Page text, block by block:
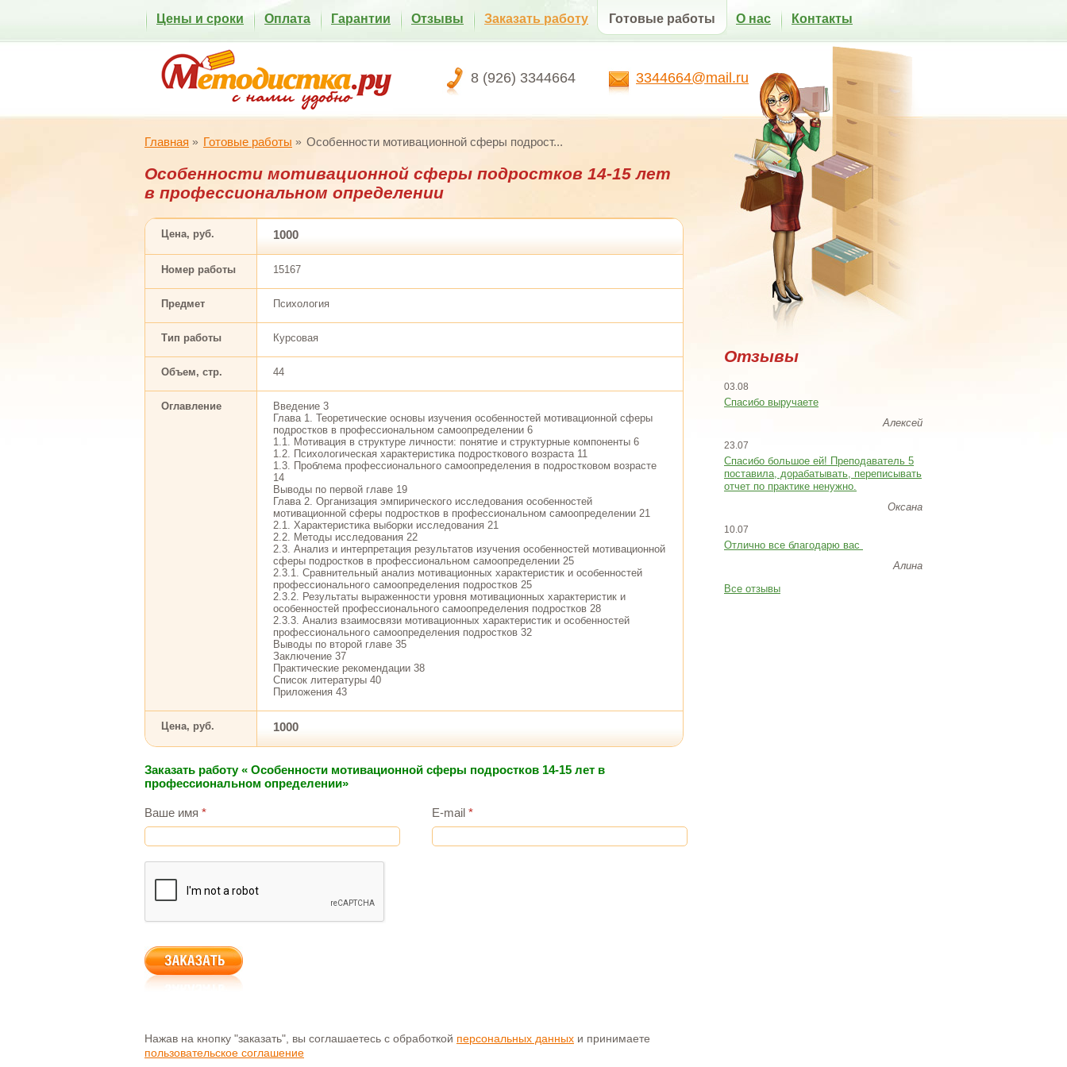
8 (926) 3344664 3344664@mail.ru
Цены и сроки Оплата Гарантии Отзывы Заказать работу Готовые работы О нас Контакты
Главная Готовые работы Особенности мотивационной сферы подрост...
Особенности мотивационной сферы подростков 14-15 лет
в профессиональном определении
Цена, руб. 1000
Номер работы 15167
Предмет Психология
Тип работы Курсовая
Объем, стр. 44
Оглавление
Введение 3
Глава 1. Теоретические основы изучения особенностей мотивационной сферы
подростков в профессиональном самоопределении 6
1.1. Мотивация в структуре личности: понятие и структурные компоненты 6
1.2. Психологическая характеристика подросткового возраста 11
1.3. Проблема профессионального самоопределения в подростковом возрасте
14
Выводы по первой главе 19
Глава 2. Организация эмпирического исследования особенностей
мотивационной сферы подростков в профессиональном самоопределении 21
2.1. Характеристика выборки исследования 21
2.2. Методы исследования 22
2.3. Анализ и интерпретация результатов изучения особенностей мотивационной
сферы подростков в профессиональном самоопределении 25
2.3.1. Сравнительный анализ мотивационных характеристик и особенностей
профессионального самоопределения подростков 25
2.3.2. Результаты выраженности уровня мотивационных характеристик и
особенностей профессионального самоопределения подростков 28
2.3.3. Анализ взаимосвязи мотивационных характеристик и особенностей
профессионального самоопределения подростков 32
Выводы по второй главе 35
Заключение 37
Практические рекомендации 38
Список литературы 40
Приложения 43
Цена, руб. 1000
Заказать работу « Особенности мотивационной сферы подростков 14-15 лет в
профессиональном определении»
Ваше имя * E-mail *
Нажав на кнопку "заказать", вы соглашаетесь с обработкой персональных данных и принимаете
пользовательское соглашение
Отзывы
03.08
Спасибо выручаете
Алексей
23.07
Cпасибо большое ей! Преподаватель 5
поставила, дорабатывать, переписывать
отчет по практике ненужно.
Оксана
10.07
Отлично все благодарю вас
Алина
Все отзывы